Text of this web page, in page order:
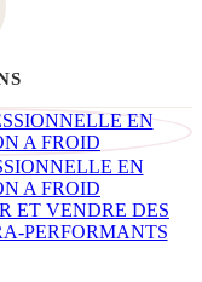
EN
A FROID
ET VENDRE DES
PERFORMANTS